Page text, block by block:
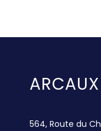
ARCAUX
564, Route du